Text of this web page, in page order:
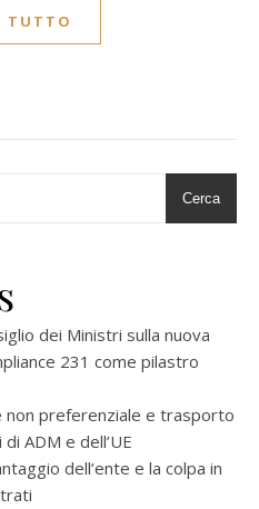
TUTTO
Cerca
dei Ministri sulla nuova
231 come pilastro
non preferenziale e trasporto
ADM e dell’UE
dell’ente e la colpa in